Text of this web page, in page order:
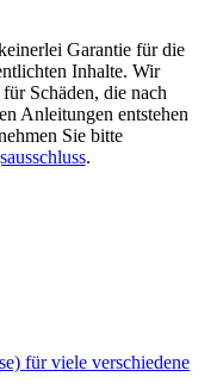
Garantie für die
Inhalte. Wir
Schäden, die nach
Anleitungen entstehen
Sie bitte
.